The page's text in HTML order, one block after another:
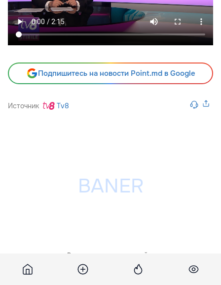
Подпишитесь на новости Point.md в Google
Источник Tv8
Разместить рекламу на сайте